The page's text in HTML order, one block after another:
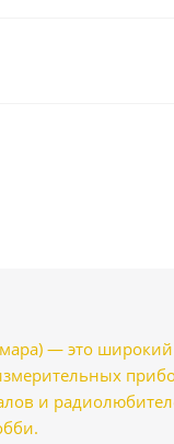
— это
и